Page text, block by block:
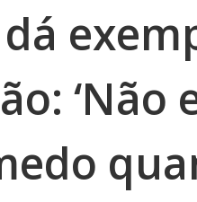
‘Não